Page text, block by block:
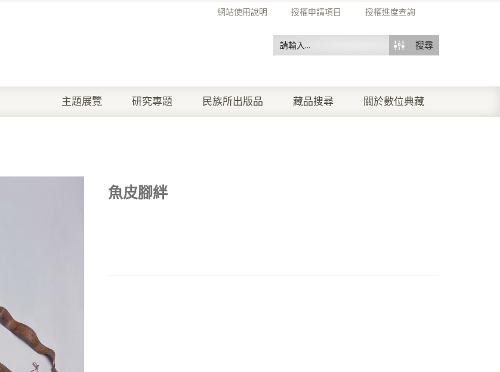
網站使用說明 授權申請項目 授權進度查詢
搜尋
主題展覽 研究專題 民族所出版品 藏品搜尋 關於數位典藏
魚皮腳絆